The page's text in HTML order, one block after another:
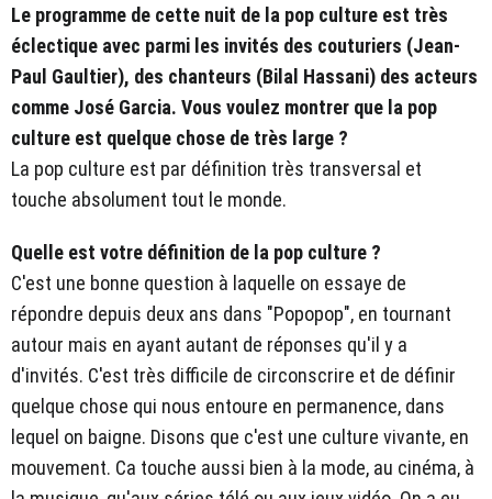
Le programme de cette nuit de la pop culture est très
éclectique avec parmi les invités des couturiers (Jean-
Paul Gaultier), des chanteurs (Bilal Hassani) des acteurs
comme José Garcia. Vous voulez montrer que la pop
culture est quelque chose de très large ?
La pop culture est par définition très transversal et
touche absolument tout le monde.
Quelle est votre définition de la pop culture ?
C'est une bonne question à laquelle on essaye de
répondre depuis deux ans dans "Popopop", en tournant
autour mais en ayant autant de réponses qu'il y a
d'invités. C'est très difficile de circonscrire et de définir
quelque chose qui nous entoure en permanence, dans
lequel on baigne. Disons que c'est une culture vivante, en
mouvement. Ca touche aussi bien à la mode, au cinéma, à